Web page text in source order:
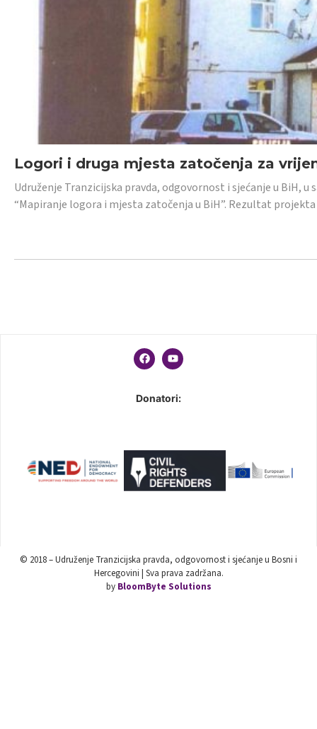
Logori i druga mjesta zatočenja za
Udruženje Tranzicijska pravda, odgovornost i sjećanje u BiH,
“Mapiranje logora i mjesta zatočenja u BiH”. Rezultat
Donatori:
© 2018 – Udruženje Tranzicijska pravda, odgovornost i sjećanje u Bosni i
Hercegovini | Sva prava zadržana.
by BloomByte Solutions